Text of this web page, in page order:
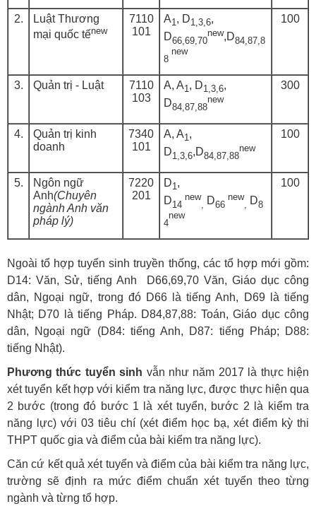
2.
Luật Thương
mại quốc tếnew
7110
101
A1, D1,3,6,
D66,69,70
new,D84,87,8
8
new
100
3. Quản trị - Luật
7110
103
A, A1, D1,3,6,
D84,87,88
new
300
4.
Quản trị kinh
doanh
7340
101
A, A1,
D1,3,6,D84,87,88
new
100
5.
Ngôn ngữ
Anh(Chuyên
ngành Anh văn
pháp lý)
7220
201
D1,
D14
new D66
new D8
4
new
100
Ngoài tổ hợp tuyển sinh truyền thống, các tổ hợp mới gồm:
D14: Văn, Sử, tiếng Anh D66,69,70 Văn, Giáo dục công
dân, Ngoại ngữ, trong đó D66 là tiếng Anh, D69 là tiếng
Nhật; D70 là tiếng Pháp. D84,87,88: Toán, Giáo dục công
dân, Ngoại ngữ (D84: tiếng Anh, D87: tiếng Pháp; D88:
tiếng Nhật).
Phương thức tuyển sinh vẫn như năm 2017 là thực hiện
xét tuyển kết hợp với kiểm tra năng lực, được thực hiện qua
2 bước (trong đó bước 1 là xét tuyển, bước 2 là kiểm tra
năng lực) với 03 tiêu chí (xét điểm học bạ, xét điểm kỳ thi
THPT quốc gia và điểm của bài kiểm tra năng lực).
Căn cứ kết quả xét tuyển và điểm của bài kiểm tra năng lực,
trường sẽ định ra mức điểm chuẩn xét tuyển theo từng
ngành và từng tổ hợp.